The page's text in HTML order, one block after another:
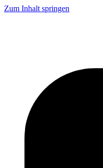
Zum Inhalt springen